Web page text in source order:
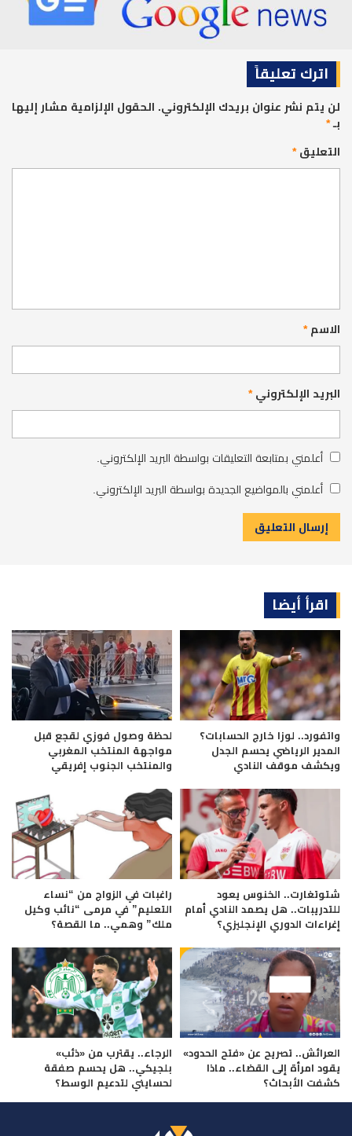
اترك تعليقاً
لن يتم نشر عنوان بريدك الإلكتروني. الحقول الإلزامية مشار إليها
بـ*
التعليق*
الاسم*
البريد الإلكتروني*
أعلمني بمتابعة التعليقات بواسطة البريد الإلكتروني.
أعلمني بالمواضيع الجديدة بواسطة البريد الإلكتروني.
اقرأ أيضا
واتفورد.. لوزا خارج الحسابات؟
المدير الرياضي يحسم الجدل
ويكشف موقف النادي
لحظة وصول فوزي لقجع قبل
مواجهة المنتخب المغربي
والمنتخب الجنوب إفريقي
شتوتغارت.. الخنوس يعود
للتدريبات.. هل يصمد النادي أمام
إغراءات الدوري الإنجليزي؟
راغبات في الزواج من “نساء
التعليم” في مرمى “نائب وكيل
ملك” وهمي.. ما القصة؟
العرائش.. تصريح عن «فتح الحدود»
يقود امرأة إلى القضاء.. ماذا
كشفت الأبحاث؟
الرجاء.. يقترب من «ذئب»
بلجيكي.. هل يحسم صفقة
لحسايني لتدعيم الوسط؟